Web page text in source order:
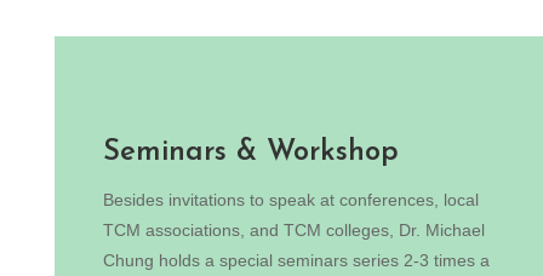
Seminars & Workshop
Besides invitations to speak at conferences, local
TCM associations, and TCM colleges, Dr. Michael
Chung holds a special seminars series 2-3 times a